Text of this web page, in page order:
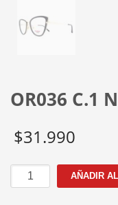
OR036 C.1
$31.990
OR036
C.1
AÑADIR